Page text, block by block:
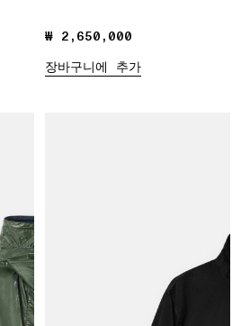
₩ 2,650,000
₩ 2,650,000
장바구니에 추가